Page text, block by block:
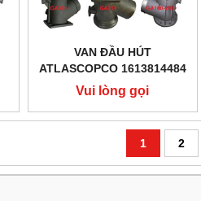
VAN ĐẦU HÚT
ATLASCOPCO 1613814484
Vui lòng gọi
1 2